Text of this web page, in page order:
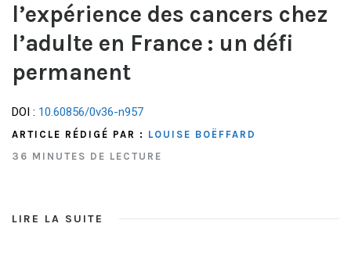
l’expérience des cancers chez
l’adulte en France : un défi
permanent
DOI : 10.60856/0v36-n957
ARTICLE RÉDIGÉ PAR : LOUISE BOËFFARD
36 MINUTES DE LECTURE
LIRE LA SUITE